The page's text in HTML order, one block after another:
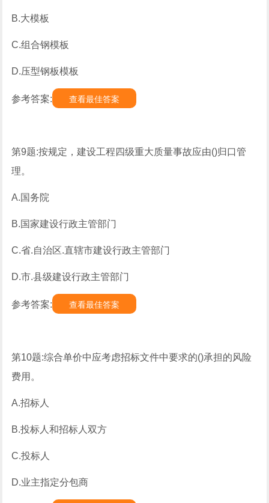
B.大模板
C.组合钢模板
D.压型钢板模板
参考答案: 查看最佳答案
第9题:按规定，建设工程四级重大质量事故应由()归口管
理。
A.国务院
B.国家建设行政主管部门
C.省.自治区.直辖市建设行政主管部门
D.市.县级建设行政主管部门
参考答案: 查看最佳答案
第10题:综合单价中应考虑招标文件中要求的()承担的风险
费用。
A.招标人
B.投标人和招标人双方
C.投标人
D.业主指定分包商